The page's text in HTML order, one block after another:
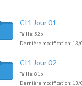
CI1 Jour 01
Taille: 52b
Dernière modification:
CI1 Jour 02
Taille: 81b
Dernière modification: